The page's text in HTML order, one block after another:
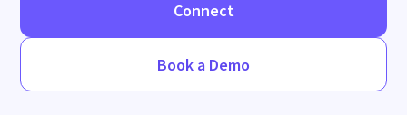
Connect
Book a Demo